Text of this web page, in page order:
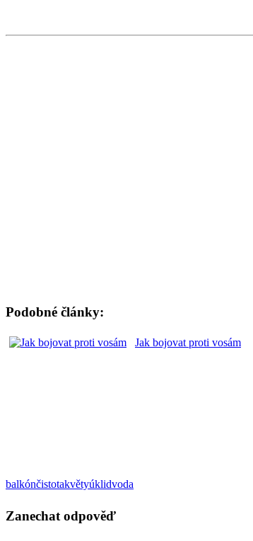
Podobné články:
Jak bojovat proti vosám
balkónčistotakvětyúklidvoda
Zanechat odpověď